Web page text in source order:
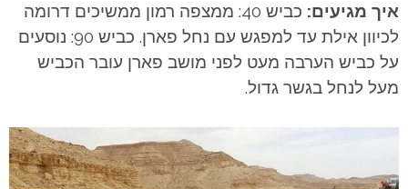
איך מגיעים:
כביש 40: ממצפה רמון ממשיכים דרומה
לכיוון אילת עד למפגש עם נחל פארן. כביש 90: נוסעים
על כביש הערבה מעט לפני מושב פארן עובר הכביש
מעל לנחל בגשר גדול.